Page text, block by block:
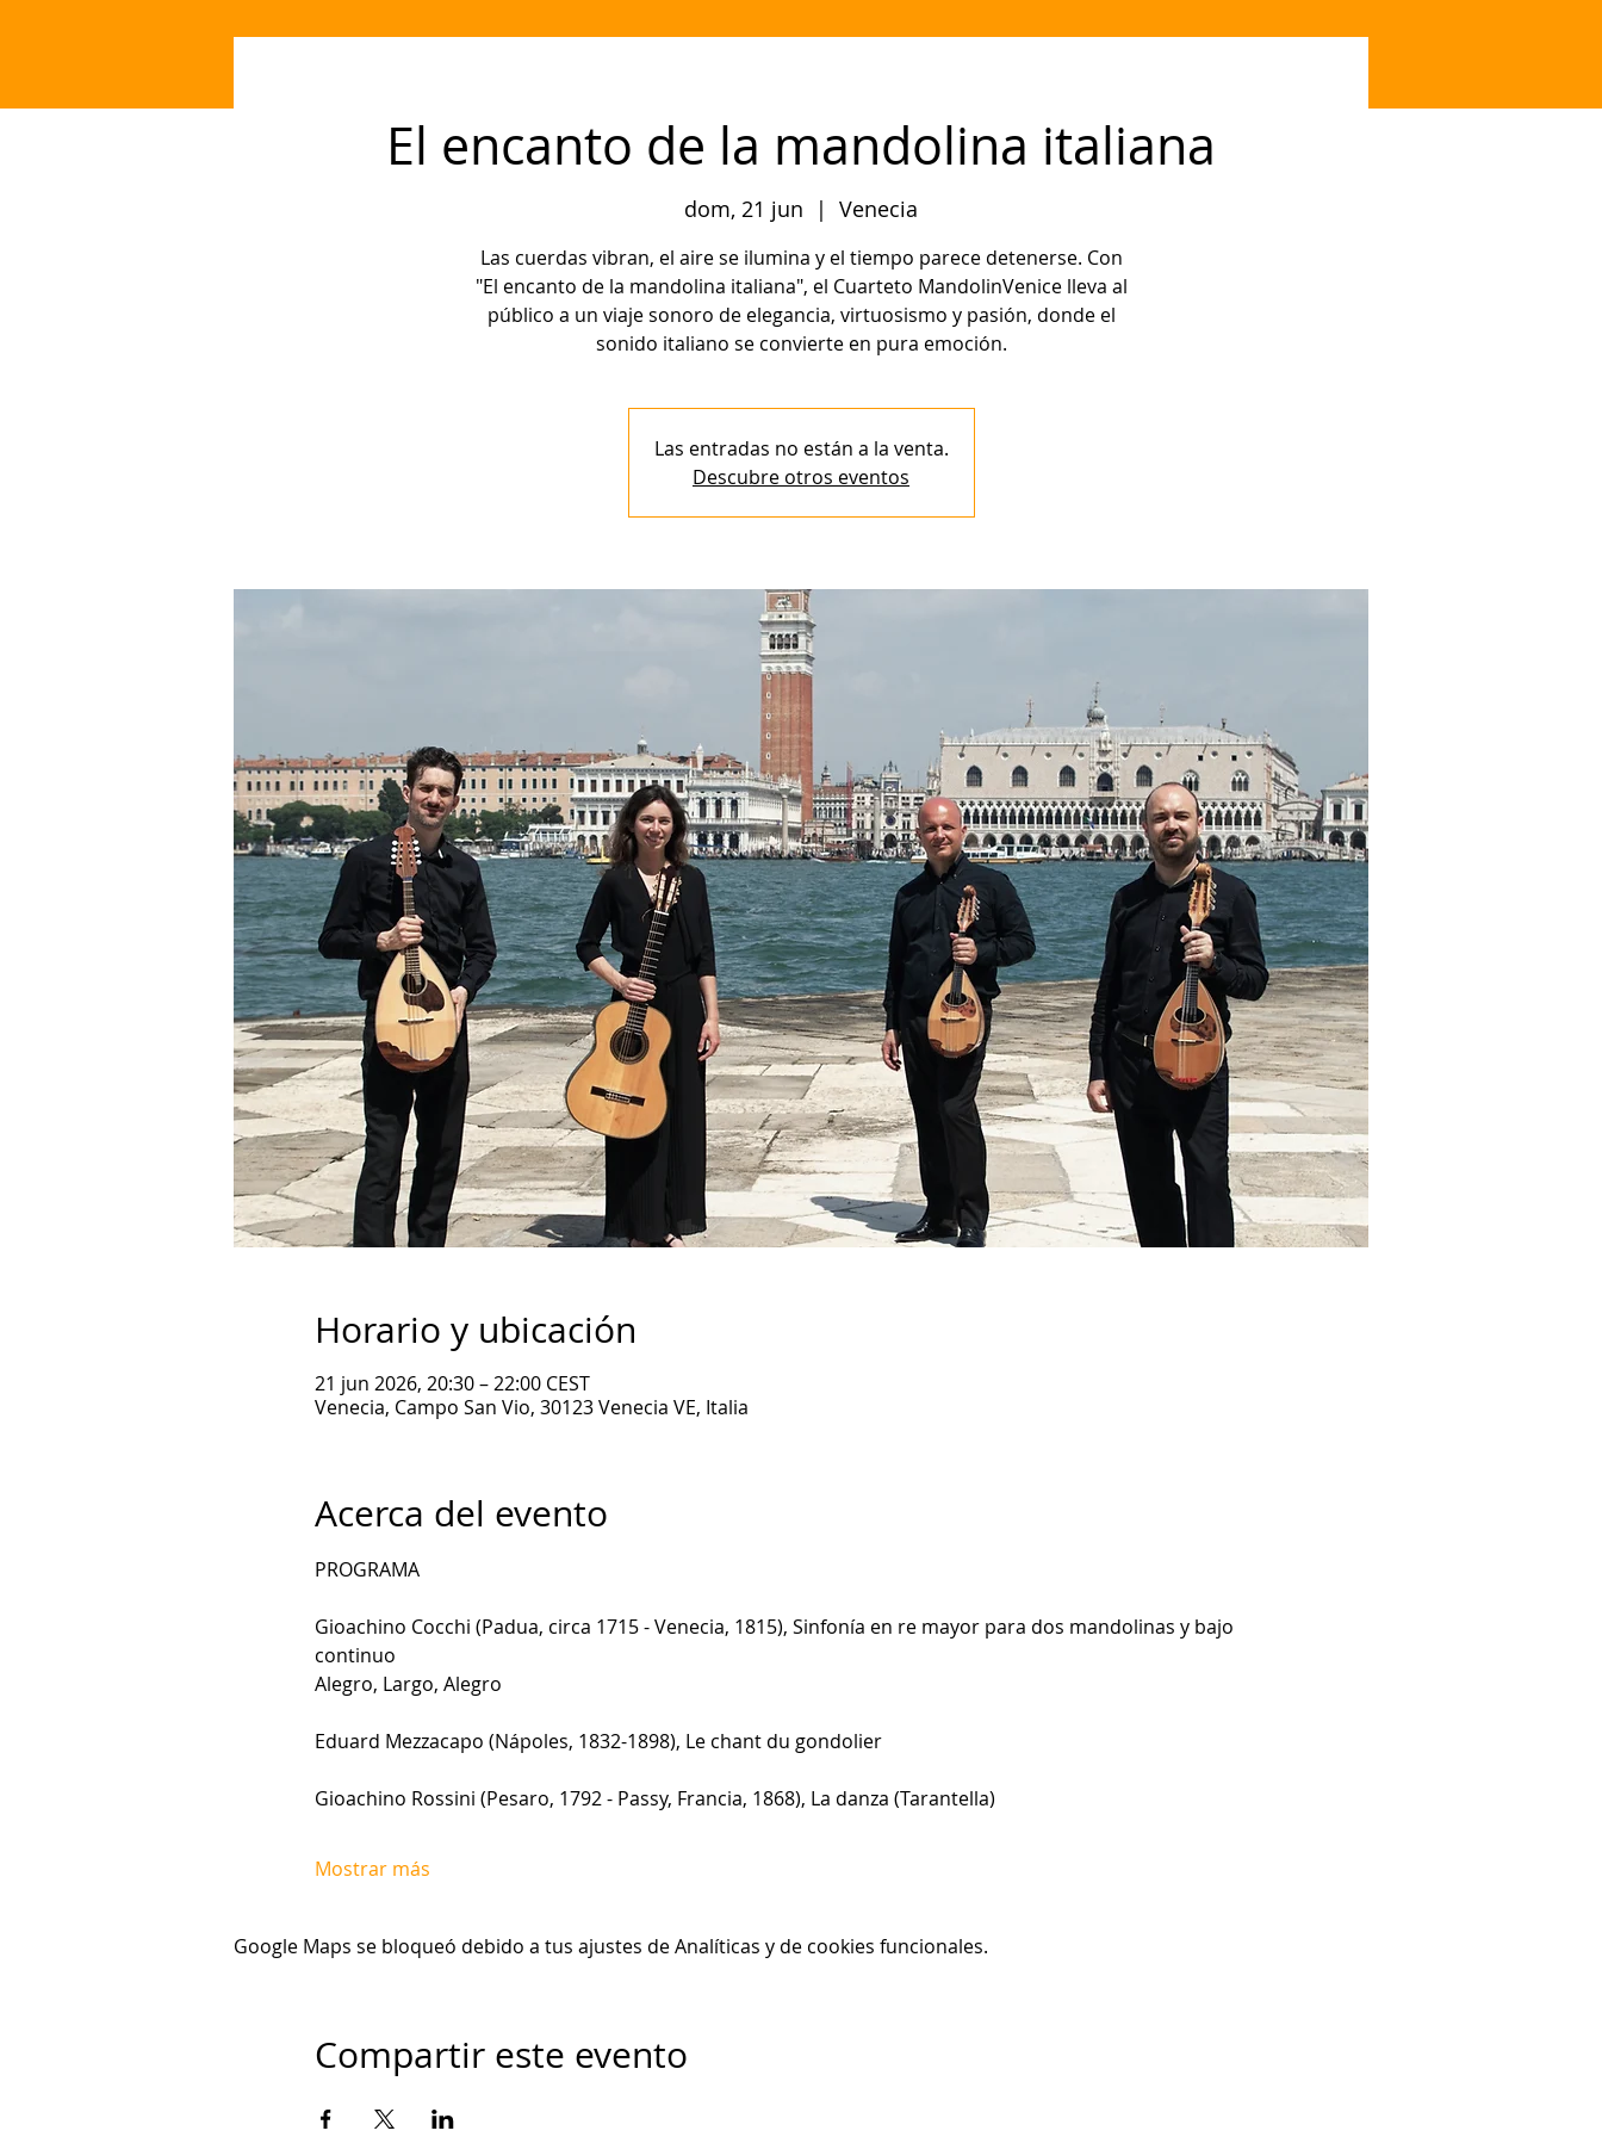
El encanto de la mandolina italiana
dom, 21 jun
  |
Venecia
Las cuerdas vibran, el aire se ilumina y el tiempo parece detenerse. Con
"El encanto de la mandolina italiana", el Cuarteto MandolinVenice lleva al
público a un viaje sonoro de elegancia, virtuosismo y pasión, donde el
sonido italiano se convierte en pura emoción.
Las entradas no están a la venta.
Descubre otros eventos
Horario y ubicación
21 jun 2026, 20:30 – 22:00 CEST
Venecia, Campo San Vio, 30123 Venecia VE, Italia
Acerca del evento
PROGRAMA
Gioachino Cocchi (Padua, circa 1715 - Venecia, 1815), Sinfonía en re mayor para dos mandolinas y bajo
continuo
Alegro, Largo, Alegro
Eduard Mezzacapo (Nápoles, 1832-1898), Le chant du gondolier
Gioachino Rossini (Pesaro, 1792 - Passy, Francia, 1868), La danza (Tarantella)
Mostrar más
Google Maps se bloqueó debido a tus ajustes de Analíticas y de cookies funcionales.
Compartir este evento